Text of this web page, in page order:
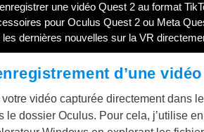
une vidéo Quest 2 au format
pour Oculus Quest 2 ou Meta
dernières nouvelles sur la VR
d’une
vidéo capturée directement dans
le dossier Oculus. Pour cela, j’utilise